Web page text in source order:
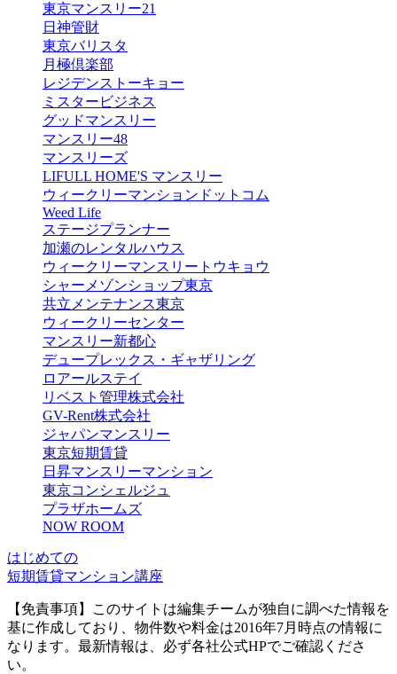
東京マンスリー21
日神管財
東京バリスタ
月極倶楽部
レジデンストーキョー
ミスタービジネス
グッドマンスリー
マンスリー48
マンスリーズ
LIFULL HOME'S マンスリー
ウィークリーマンションドットコム
Weed Life
ステージプランナー
加瀬のレンタルハウス
ウィークリーマンスリートウキョウ
シャーメゾンショップ東京
共立メンテナンス東京
ウィークリーセンター
マンスリー新都心
デュープレックス・ギャザリング
ロアールステイ
リベスト管理株式会社
GV-Rent株式会社
ジャパンマンスリー
東京短期賃貸
日昇マンスリーマンション
東京コンシェルジュ
プラザホームズ
NOW ROOM
はじめての
短期賃貸マンション講座
【免責事項】このサイトは編集チームが独自に調べた情報を
基に作成しており、物件数や料金は2016年7月時点の情報に
なります。最新情報は、必ず各社公式HPでご確認くださ
い。